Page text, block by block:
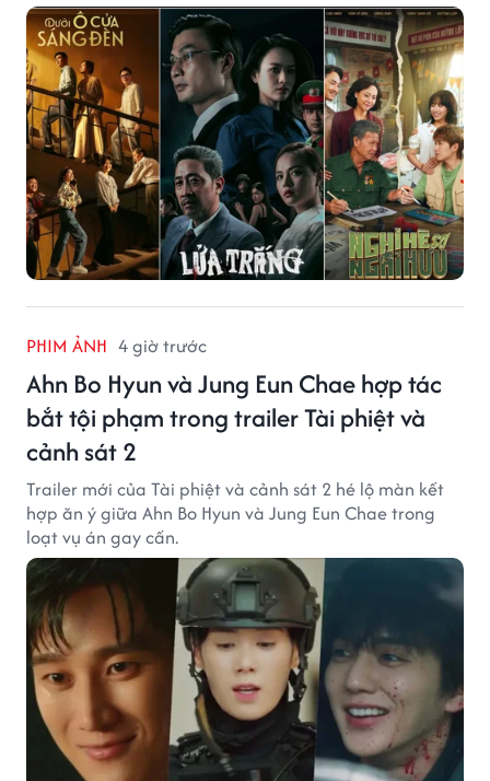
PHIM ẢNH 4 giờ trước
Ahn Bo Hyun và Jung Eun Chae hợp tác
bắt tội phạm trong trailer Tài phiệt và
cảnh sát 2
Trailer mới của Tài phiệt và cảnh sát 2 hé lộ màn kết
hợp ăn ý giữa Ahn Bo Hyun và Jung Eun Chae trong
loạt vụ án gay cấn.